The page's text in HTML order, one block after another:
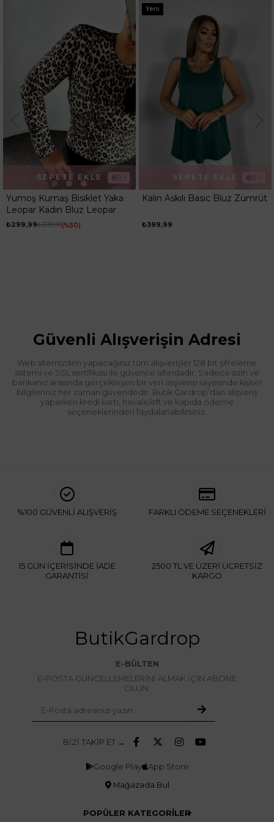
Yumoş Kumaş Bisiklet Yaka
Leopar Kadın Bluz Leopar
₺299,99₺599,99 %50
SEPETE EKLE 7
Kalın Askılı Basic Bluz Zümrüt
₺399,99
SEPETE EKLE
Yeni
Güvenli Alışverişin Adresi
Web sitemizden yapacağınız tüm alışverişler 128 bit şifreleme
sistemi ve SSL sertifikası ile güvence altındadır. Sadece sizin ve
bankanız arasında gerçekleşen bir veri alışverişi sayesinde kişisel
bilgileriniz her zaman güvendedir. Butik Gardrop’dan alışveriş
yaparken kredi kartı, havale/eft ve kapıda ödeme
seçeneklerinden faydalanabilirsiniz.
%100 GÜVENLİ ALIŞVERİŞ FARKLI ÖDEME SEÇENEKLERİ
15 GÜN İÇERİSİNDE İADE
GARANTİSİ
2500 TL VE ÜZERİ ÜCRETSİZ
KARGO
ButikGardrop
E-BÜLTEN
E-POSTA GÜNCELLEMELERİNİ ALMAK İÇİN ABONE
OLUN.
BİZİ TAKİP ET →
Google Play App Store
Mağazada Bul
POPÜLER KATEGORİLER